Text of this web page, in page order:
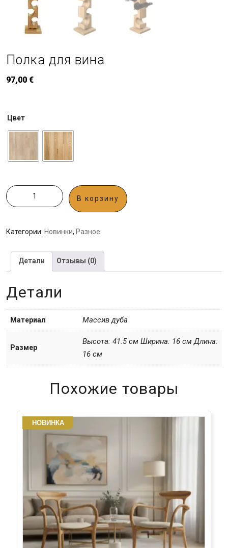
Полка для вина
97,00 €
Цвет
В корзину
Категории: Новинки, Разное
Детали Отзывы (0)
Детали
Материал Массив дуба
Размер
Высота: 41.5 см Ширина: 16 см Длина:
16 см
Похожие товары
НОВИНКА